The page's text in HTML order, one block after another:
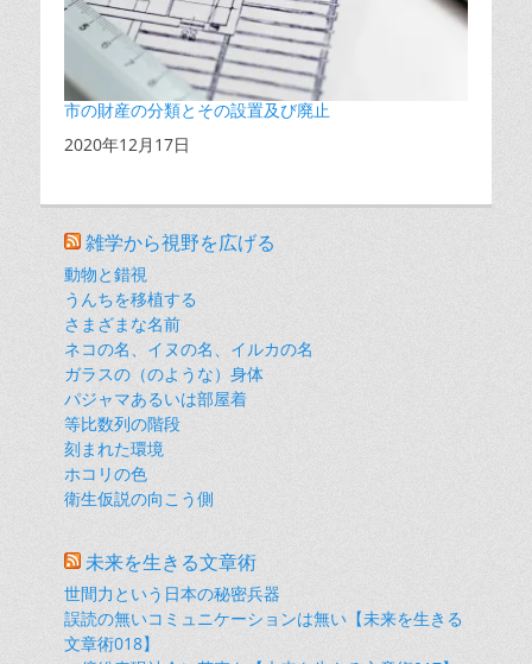
市の財産の分類とその設置及び廃止
日付
2020年12月17日
雑学から視野を広げる
動物と錯視
うんちを移植する
さまざまな名前
ネコの名、イヌの名、イルカの名
ガラスの（のような）身体
パジャマあるいは部屋着
等比数列の階段
刻まれた環境
ホコリの色
衛生仮説の向こう側
未来を生きる文章術
世間力という日本の秘密兵器
誤読の無いコミュニケーションは無い【未来を生きる
文章術018】